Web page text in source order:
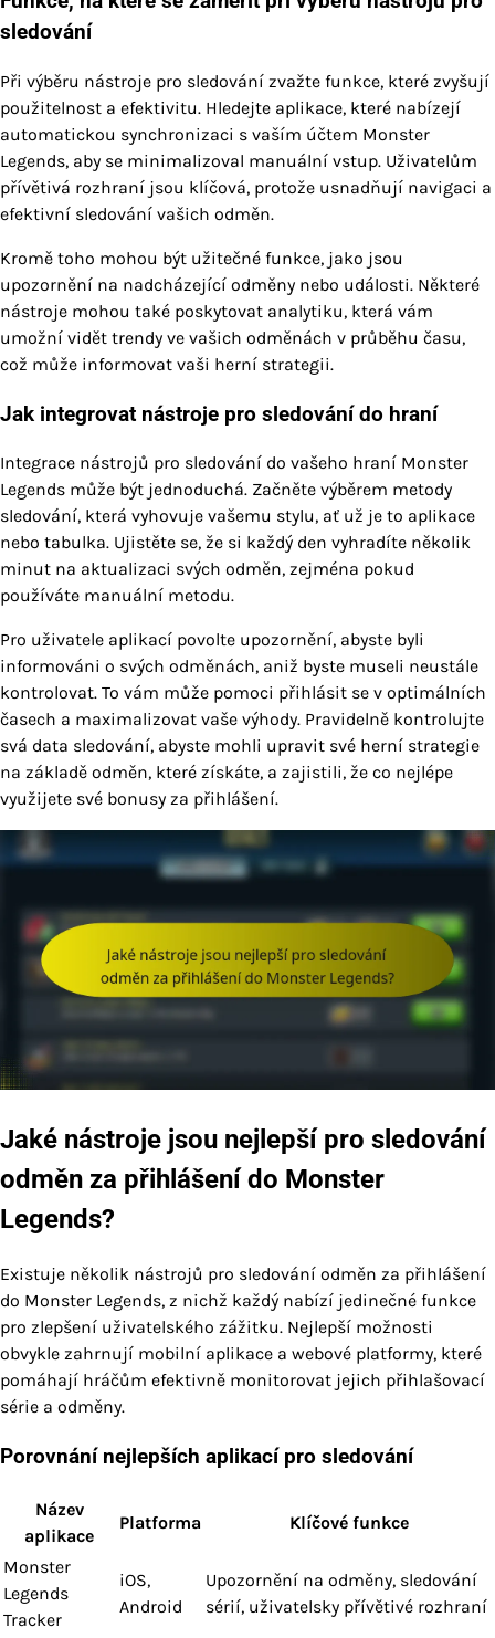
sledování
Při výběru nástroje pro sledování zvažte funkce, které zvyšují
použitelnost a efektivitu. Hledejte aplikace, které nabízejí
automatickou synchronizaci s vaším účtem Monster
Legends, aby se minimalizoval manuální vstup. Uživatelům
přívětivá rozhraní jsou klíčová, protože usnadňují navigaci a
efektivní sledování vašich odměn.
Kromě toho mohou být užitečné funkce, jako jsou
upozornění na nadcházející odměny nebo události. Některé
nástroje mohou také poskytovat analytiku, která vám
umožní vidět trendy ve vašich odměnách v průběhu času,
což může informovat vaši herní strategii.
Jak integrovat nástroje pro sledování do hraní
Integrace nástrojů pro sledování do vašeho hraní Monster
Legends může být jednoduchá. Začněte výběrem metody
sledování, která vyhovuje vašemu stylu, ať už je to aplikace
nebo tabulka. Ujistěte se, že si každý den vyhradíte několik
minut na aktualizaci svých odměn, zejména pokud
používáte manuální metodu.
Pro uživatele aplikací povolte upozornění, abyste byli
informováni o svých odměnách, aniž byste museli neustále
kontrolovat. To vám může pomoci přihlásit se v optimálních
časech a maximalizovat vaše výhody. Pravidelně kontrolujte
svá data sledování, abyste mohli upravit své herní strategie
na základě odměn, které získáte, a zajistili, že co nejlépe
využijete své bonusy za přihlášení.
Jaké nástroje jsou nejlepší pro sledování
odměn za přihlášení do Monster
Legends?
Existuje několik nástrojů pro sledování odměn za přihlášení
do Monster Legends, z nichž každý nabízí jedinečné funkce
pro zlepšení uživatelského zážitku. Nejlepší možnosti
obvykle zahrnují mobilní aplikace a webové platformy, které
pomáhají hráčům efektivně monitorovat jejich přihlašovací
série a odměny.
Porovnání nejlepších aplikací pro sledování
Název
aplikace
Platforma Klíčové funkce
Monster
Legends
Tracker
iOS,
Android
Upozornění na odměny, sledování
sérií, uživatelsky přívětivé rozhraní